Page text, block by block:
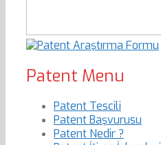
Patent Menu
Patent Tescili
Patent Başvurusu
Patent Nedir ?